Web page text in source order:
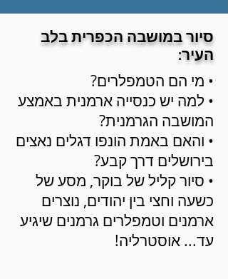
סיור במושבה הכפרית בלב
העיר:
• מי הם הטמפלרים?
• למה יש כנסייה ארמנית באמצע
המושבה הגרמנית?
• והאם באמת הונפו דגלים נאצים
בירושלים דרך קבע?
• סיור קליל של בוקר, מסע של
כשעה וחצי בין יהודים, נוצרים
ארמנים וטמפלרים גרמנים שיגיע
עד... אוסטרליה!